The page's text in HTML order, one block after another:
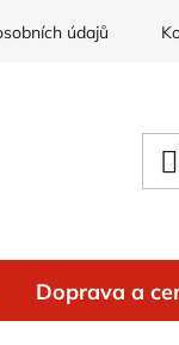
údajů
Doprava a